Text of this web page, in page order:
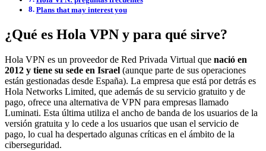
Plans that may interest you
¿Qué es Hola VPN y para qué sirve?
Hola VPN es un proveedor de Red Privada Virtual que nació en
2012 y tiene su sede en Israel (aunque parte de sus operaciones
están gestionadas desde España). La empresa que está por detrás es
Hola Networks Limited, que además de su servicio gratuito y de
pago, ofrece una alternativa de VPN para empresas llamado
Luminati. Esta última utiliza el ancho de banda de los usuarios de la
versión gratuita y lo cede a los usuarios que usan el servicio de
pago, lo cual ha despertado algunas críticas en el ámbito de la
ciberseguridad.